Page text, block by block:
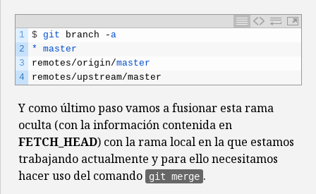
1
2
3
4
$ git branch -a
*
master
remotes/origin/master
remotes/upstream/master
Y como último paso vamos a fusionar esta rama
oculta (con la información contenida en
FETCH_HEAD) con la rama local en la que estamos
trabajando actualmente y para ello necesitamos
hacer uso del comando
git merge .